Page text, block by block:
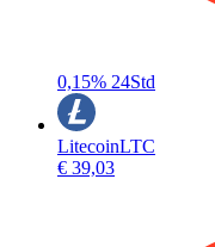
0,15% 24Std
LitecoinLTC
€ 39,03